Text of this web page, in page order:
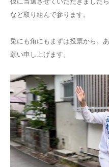
など取り組んで参ります。
兎にも角にもまずは投票から。
願い申し上げます。